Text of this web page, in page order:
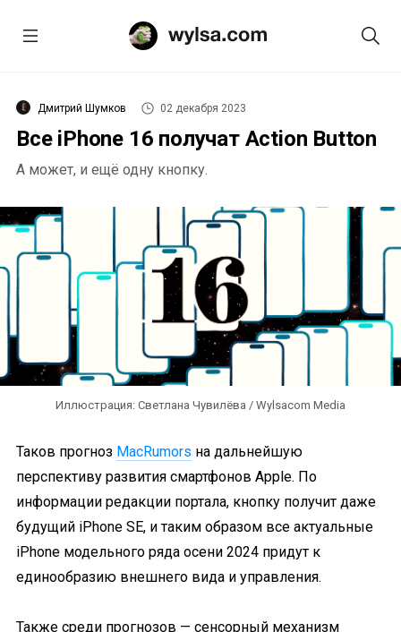
Дмитрий Шумков 02 декабря 2023
Все iPhone 16 получат Action Button
А может, и ещё одну кнопку.
Иллюстрация: Светлана Чувилёва / Wylsacom Media
Таков прогноз MacRumors на дальнейшую
перспективу развития смартфонов Apple. По
информации редакции портала, кнопку получит даже
будущий iPhone SE, и таким образом все актуальные
iPhone модельного ряда осени 2024 придут к
единообразию внешнего вида и управления.
Также среди прогнозов — сенсорный механизм